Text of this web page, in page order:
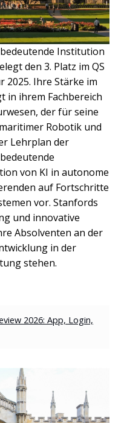
Institution
den 3. Platz im QS
2025. Ihre Stärke im
in ihrem Fachbereich
der für seine
Robotik und
Lehrplan der
von KI in autonome
auf Fortschritte
vor. Stanfords
und innovative
Absolventen an der
in der
stehen.
2026: App, Login,